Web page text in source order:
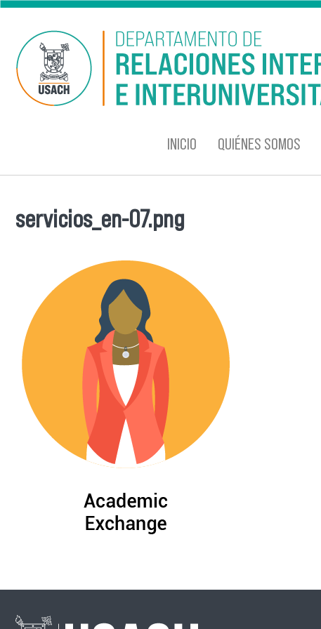
Pasar al contenido principal
INICIO QUIÉNES SOMOS
Se encuentra usted aquí
servicios_en-07.png